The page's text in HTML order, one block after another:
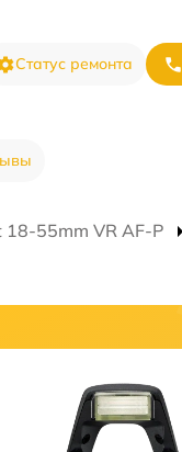
Статус ремонта
55mm VR AF-P